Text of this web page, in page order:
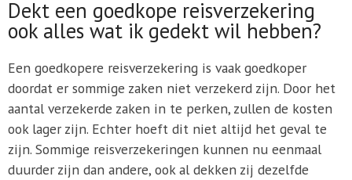
Dekt een goedkope reisverzekering
ook alles wat ik gedekt wil hebben?
Een goedkopere reisverzekering is vaak goedkoper
doordat er sommige zaken niet verzekerd zijn. Door het
aantal verzekerde zaken in te perken, zullen de kosten
ook lager zijn. Echter hoeft dit niet altijd het geval te
zijn. Sommige reisverzekeringen kunnen nu eenmaal
duurder zijn dan andere, ook al dekken zij dezelfde